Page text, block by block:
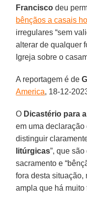
Francisco deu
bênçãos a casais
irregulares “sem
alterar de qualquer
Igreja sobre o
A reportagem é de
America, 18-12-
O Dicastério para
em uma
distinguir
litúrgicas”, que
sacramento e
fora desta situação,
ampla que há muito